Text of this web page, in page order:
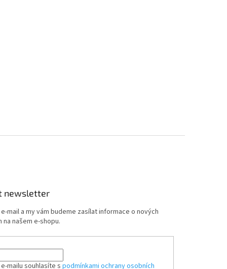
newsletter
mail a my vám budeme zasílat informace o nových
našem e-shopu.
mailu souhlasíte spodmínkami ochrany osobních